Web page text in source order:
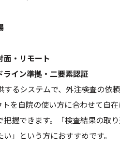
面・リモート
ライン準拠・二要素認証
するシステムで、外注検査の依
トを自院の使い方に合わせて自
把握できます。「検査結果の取
」という方におすすめです。